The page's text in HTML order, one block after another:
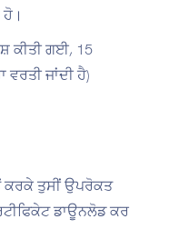
ਕੀਤੀ ਗਈ, 15
ਜਾਂਦੀ ਹੈ)
ਕਰਕੇ ਤੁਸੀਂ ਉਪਰੋਕਤ
ਡਾਊਨਲੋਡ ਕਰ